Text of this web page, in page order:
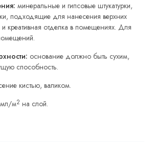
минеральные и гипсовые штукатурки,
подходящие для нанесения верхних
и креативная отделка в помещениях. Для
основание должно быть сухим,
способность.
кистью, валиком.
м2 на слой.